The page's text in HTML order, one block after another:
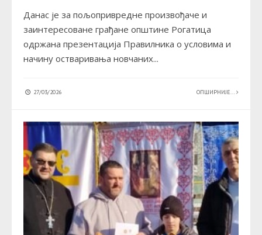
Данас је за пољопривредне произвођаче и
заинтересоване грађане општине Рогатица
одржана презентација Правилника о условима и
начину остваривања новчаних...
27/03/2026 ОПШИРНИЈЕ...